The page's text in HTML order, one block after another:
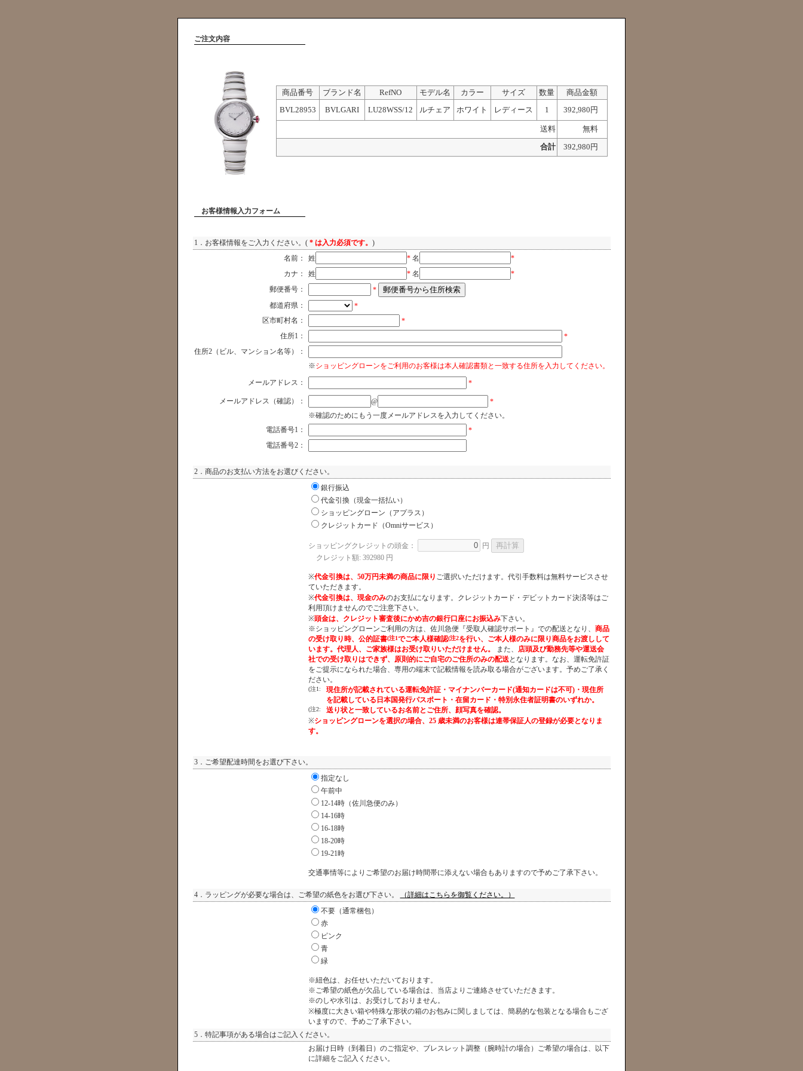
ご注文内容
商品番号 ブランド名 RefNO モデル名 カラー サイズ 数量
商品金額
BVL28953
BVLGARI LU28WSS/12 ルチェア ホワイト レディース 1 392,980円
送料
無料
合計
392,980円
お客様情報入力フォーム
1．お客様情報をご入力ください。(* は入力必須です。 )
名前：
姓 * 名
*
カナ：
姓 * 名
*
郵便番号：
* 郵便番号から住所検索
都道府県：
*
区市町村名：
*
住所1：
*
住所2（ビル、マンション名等）：
※ショッピングローンをご利用のお客様は本人確認書類と一致する住所を入力してください。
メールアドレス：
*
メールアドレス（確認）： @
*
※確認のためにもう一度メールアドレスを入力してください。
電話番号1：
*
電話番号2：
2．商品のお支払い方法をお選びください。
銀行振込
代金引換（現金一括払い）
ショッピングローン（アプラス）
クレジットカード（Omniサービス）
ショッピングクレジットの頭金：
円
クレジット額: 392980円
※代金引換は、50万円未満の商品に限り ご選択いただけます。代引手数料は無料サービスさせ
ていただきます。
※代金引換は、現金のみのお支払になります。クレジットカード・デビットカード決済等はご
利用頂けませんのでご注意下さい。
※頭金は、クレジット審査後にかめ吉の銀行口座にお振込み下さい。
※ショッピングローンご利用の方は、佐川急便『受取人確認サポート』での配送となり、 商品
の受け取り時、公的証書(注1でご本人様確認(注2を行い、ご本人様のみに限り商品をお渡しして
います。代理人、ご家族様はお受け取りいただけません。
また、
店頭及び勤務先等や運送会
社での受け取りはできず、原則的にご自宅のご住所のみの配送となります。なお、運転免許証
をご提示になられた場合、専用の端末で記載情報を読み取る場合がございます。予めご了承く
ださい。
(注1:
現住所が記載されている運転免許証・マイナンバーカード(通知カードは不可)・現住所
を記載している日本国発行パスポート・在留カード・特別永住者証明書のいずれか。
(注2:
送り状と一致しているお名前とご住所、顔写真を確認。
※ショッピングローンを選択の場合、25 歳未満のお客様は連帯保証人の登録が必要となりま
す。
3．ご希望配達時間をお選び下さい。
指定なし
午前中
12-14時（佐川急便のみ）
14-16時
16-18時
18-20時
19-21時
交通事情等によりご希望のお届け時間帯に添えない場合もありますので予めご了承下さい。
4．ラッピングが必要な場合は、ご希望の紙色をお選び下さい。
（詳細はこちらを御覧ください。）
不要（通常梱包）
赤
ピンク
青
緑
※紐色は、お任せいただいております。
※ご希望の紙色が欠品している場合は、当店よりご連絡させていただきます。
※のしや水引は、お受けしておりません。
※極度に大きい箱や特殊な形状の箱のお包みに関しましては、簡易的な包装となる場合もござ
いますので、予めご了承下さい。
5．特記事項がある場合はご記入ください。
お届け日時（到着日）のご指定や、ブレスレット調整（腕時計の場合）ご希望の場合は、以下
に詳細をご記入ください。